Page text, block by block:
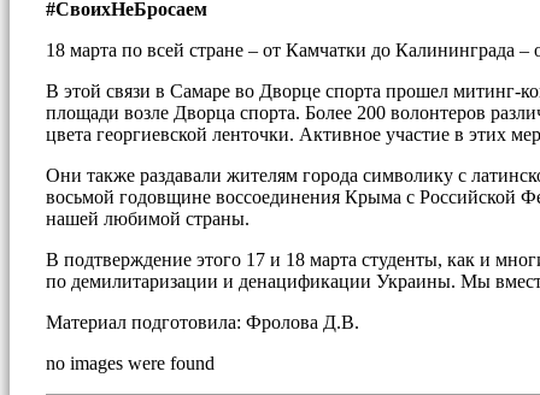
#СвоихНеБросаем
18 марта по всей стране – от Камчатки до Калининграда
В этой связи в Самаре во Дворце спорта прошел митинг-
площади возле Дворца спорта. Более 200 волонтеров
цвета георгиевской ленточки. Активное участие в этих
Они также раздавали жителям города символику с
восьмой годовщине воссоединения Крыма с Российской
нашей любимой страны.
В подтверждение этого 17 и 18 марта студенты, как и
по демилитаризации и денацификации Украины. Мы
Материал подготовила: Фролова Д.В.
no images were found